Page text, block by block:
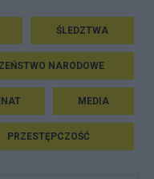
ŚLEDZTWA
NARODOWE
MEDIA
PRZESTĘPCZOŚĆ